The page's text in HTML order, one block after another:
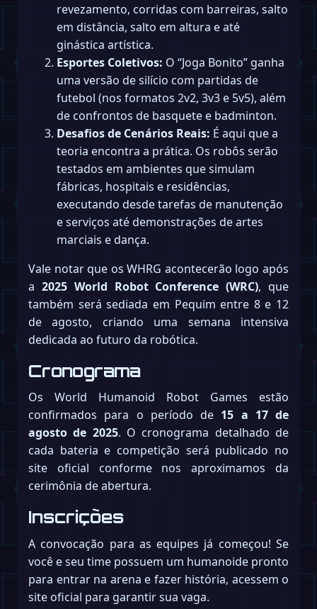
revezamento, corridas com barreiras, salto
em distância, salto em altura e até
ginástica artística.
Esportes Coletivos: O “Joga Bonito” ganha
uma versão de silício com partidas de
futebol (nos formatos 2v2, 3v3 e 5v5), além
de confrontos de basquete e badminton.
Desafios de Cenários Reais: É aqui que a
teoria encontra a prática. Os robôs serão
testados em ambientes que simulam
fábricas, hospitais e residências,
executando desde tarefas de manutenção
e serviços até demonstrações de artes
marciais e dança.
Vale notar que os WHRG acontecerão logo após
a 2025 World Robot Conference (WRC), que
também será sediada em Pequim entre 8 e 12
de agosto, criando uma semana intensiva
dedicada ao futuro da robótica.
Cronograma
Os World Humanoid Robot Games estão
confirmados para o período de 15 a 17 de
agosto de 2025. O cronograma detalhado de
cada bateria e competição será publicado no
site oficial conforme nos aproximamos da
cerimônia de abertura.
Inscrições
A convocação para as equipes já começou! Se
você e seu time possuem um humanoide pronto
para entrar na arena e fazer história, acessem o
site oficial para garantir sua vaga.